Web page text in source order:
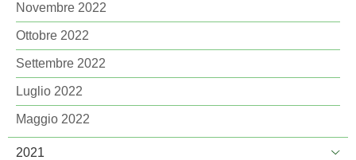
Novembre 2022
Ottobre 2022
Settembre 2022
Luglio 2022
Maggio 2022
2021